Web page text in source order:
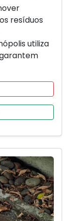
resíduos
utiliza